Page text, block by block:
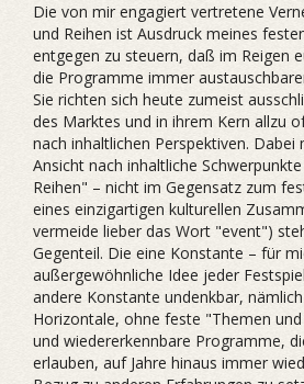
Die von mir engagiert vertretene
und Reihen ist Ausdruck meines
entgegen zu steuern, daß im Reigen
die Programme immer
Sie richten sich heute zumeist
des Marktes und in ihrem Kern allzu
nach inhaltlichen Perspektiven. Dabei
Ansicht nach inhaltliche
Reihen" – nicht im Gegensatz zum
eines einzigartigen kulturellen
vermeide lieber das Wort "event")
Gegenteil. Die eine Konstante – für
außergewöhnliche Idee jeder
andere Konstante undenkbar,
Horizontale, ohne feste "Themen
und wiedererkennbare Programme,
erlauben, auf Jahre hinaus immer